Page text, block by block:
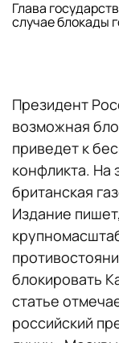
Глава
случае блокады
Президент
возможная
приведет к
конфликта. На
британская
Издание
блокировать
статье
российский